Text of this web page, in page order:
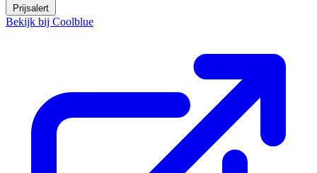
Prijsalert
Bekijk bij Coolblue